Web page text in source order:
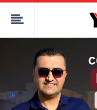
kaçak bahis
deneme bonusu
canlı bahis siteleri
deneme bonusu veren siteler
bahis siteleri